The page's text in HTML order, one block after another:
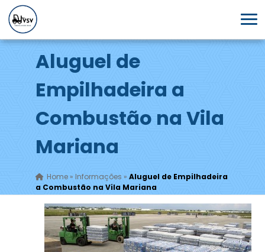
Aluguel de
Empilhadeira a
Combustão na Vila
Mariana
Home» Informações » Aluguel de Empilhadeira
a Combustão na Vila Mariana